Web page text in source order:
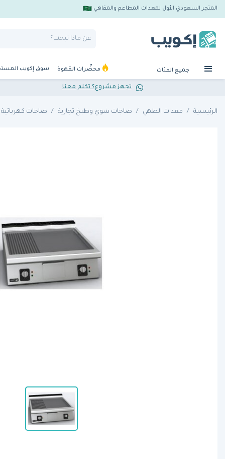
المتجر السعودي الأول لمعدات المطاعم والمقاهي
جميع الفئات محضِّرات القهوة سوق إكويب
تجهز مشروع؟ تكلم معنا
الرئيسية معدات الطهي صاجات شوي وطبخ تجارية صاجات كهربائية